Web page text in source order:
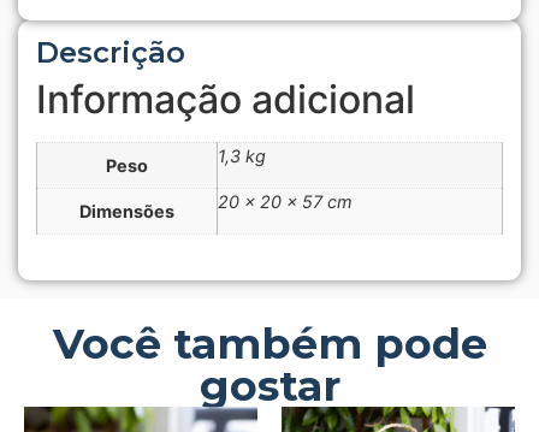
Descrição
Informação adicional
Peso 1,3 kg
Dimensões 20 × 20 × 57 cm
Você também pode
gostar